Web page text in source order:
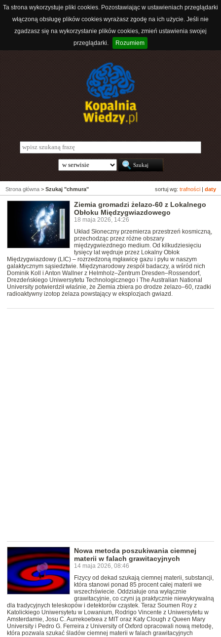
Ta strona wykorzystuje pliki cookies. Pozostawiając w ustawieniach przeglądarki
włączoną obsługę plików cookies wyrażasz zgodę na ich użycie. Jeśli nie
zgadzasz się na wykorzystanie plików cookies, zmień ustawienia swojej
przeglądarki.
Rozumiem
sortuj wg: trafności daty
Strona główna > Szukaj "chmura"
Ziemia gromadzi żelazo-60 z Lokalnego
Obłoku Międzygwiazdowego
18 maja 2026, 14:26
Układ Słoneczny przemierza przestrzeń kosmiczną,
przechodząc przez różne obszary
międzygwiezdnego medium. Od kilkudziesięciu
tysięcy lat wędruje przez Lokalny Obłok
Międzygwiazdowy (LIC) – rozrzedzoną mgławicę gazu i pyłu w naszym
galaktycznym sąsiedztwie. Międzynarodowy zespół badaczy, a wśród nich
Dominik Koll i Anton Wallner z Helmholz–Zentrum Dresden–Rossendorf,
Drezdeńskiego Uniwersytetu Technologicznego i The Australian National
University potwierdził właśnie, że Ziemia zbiera po drodze żelazo–60, rzadki
radioaktywny izotop żelaza powstający w eksplozjach gwiazd.
Nowa metoda poszukiwania ciemnej
materii w falach grawitacyjnych
14 maja 2026, 08:46
Fizycy od dekad szukają ciemnej materii, substancji,
która stanowi ponad 85 procent całej materii we
wszechświecie. Oddziałuje ona wyłącznie
grawitacyjnie, co czyni ją praktycznie niewykrywalną
dla tradycyjnych teleskopów i detektorów cząstek. Teraz Soumen Roy z
Katolickiego Uniwersytetu w Lowanium, Rodrigo Vincente z Uniwersytetu w
Amsterdamie, Josu C. Aurrekoetxea z MIT oraz Katy Clough z Queen Mary
University i Pedro G. Ferreira z University of Oxford opracowali nową metodę,
która pozwala szukać śladów ciemnej materii w falach grawitacyjnych